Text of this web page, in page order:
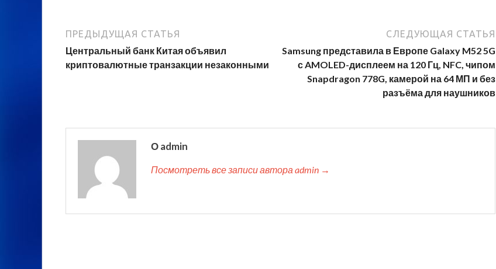
ПРЕДЫДУЩАЯ СТАТЬЯ
Центральный банк Китая объявил
криптовалютные транзакции незаконными
СЛЕДУЮЩАЯ СТАТЬЯ
Samsung представила в Европе Galaxy M52 5G
с AMOLED-дисплеем на 120 Гц, NFC, чипом
Snapdragon 778G, камерой на 64 МП и без
разъёма для наушников
О admin
Посмотреть все записи автора admin →